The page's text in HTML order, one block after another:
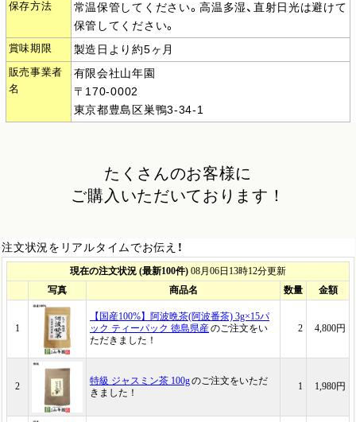
保存方法
常温保管してください。高温多湿、直射日光は避けて
保管してください。
賞味期限 製造日より約5ヶ月
販売事業者
名
有限会社山年園
〒170-0002
東京都豊島区巣鴨3-34-1
たくさんのお客様に
ご購入いただいております！
注文状況をリアルタイムでお伝え！